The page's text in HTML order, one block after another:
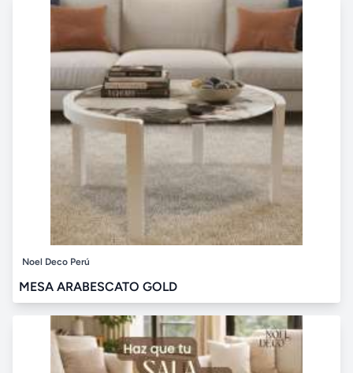
Noel Deco Perú
MESA ARABESCATO GOLD